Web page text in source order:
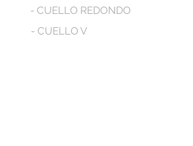
- CUELLO REDONDO
- CUELLO V